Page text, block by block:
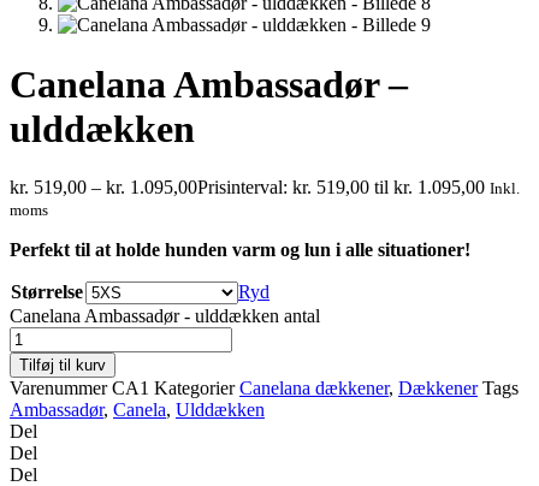
Canelana Ambassadør –
ulddækken
kr. 519,00 – kr. 1.095,00Prisinterval: kr. 519,00 til kr. 1.095,00 Inkl.
moms
Perfekt til at holde hunden varm og lun i alle situationer!
Størrelse
Ryd
Canelana Ambassadør - ulddækken antal
Tilføj til kurv
VarenummerCA1 Kategorier Canelana dækkener, Dækkener Tags
Ambassadør, Canela, Ulddækken
Del
Del
Del